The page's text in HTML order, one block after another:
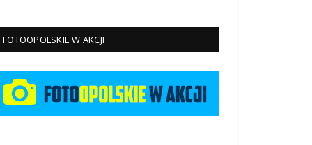
FOTOOPOLSKIE W AKCJI